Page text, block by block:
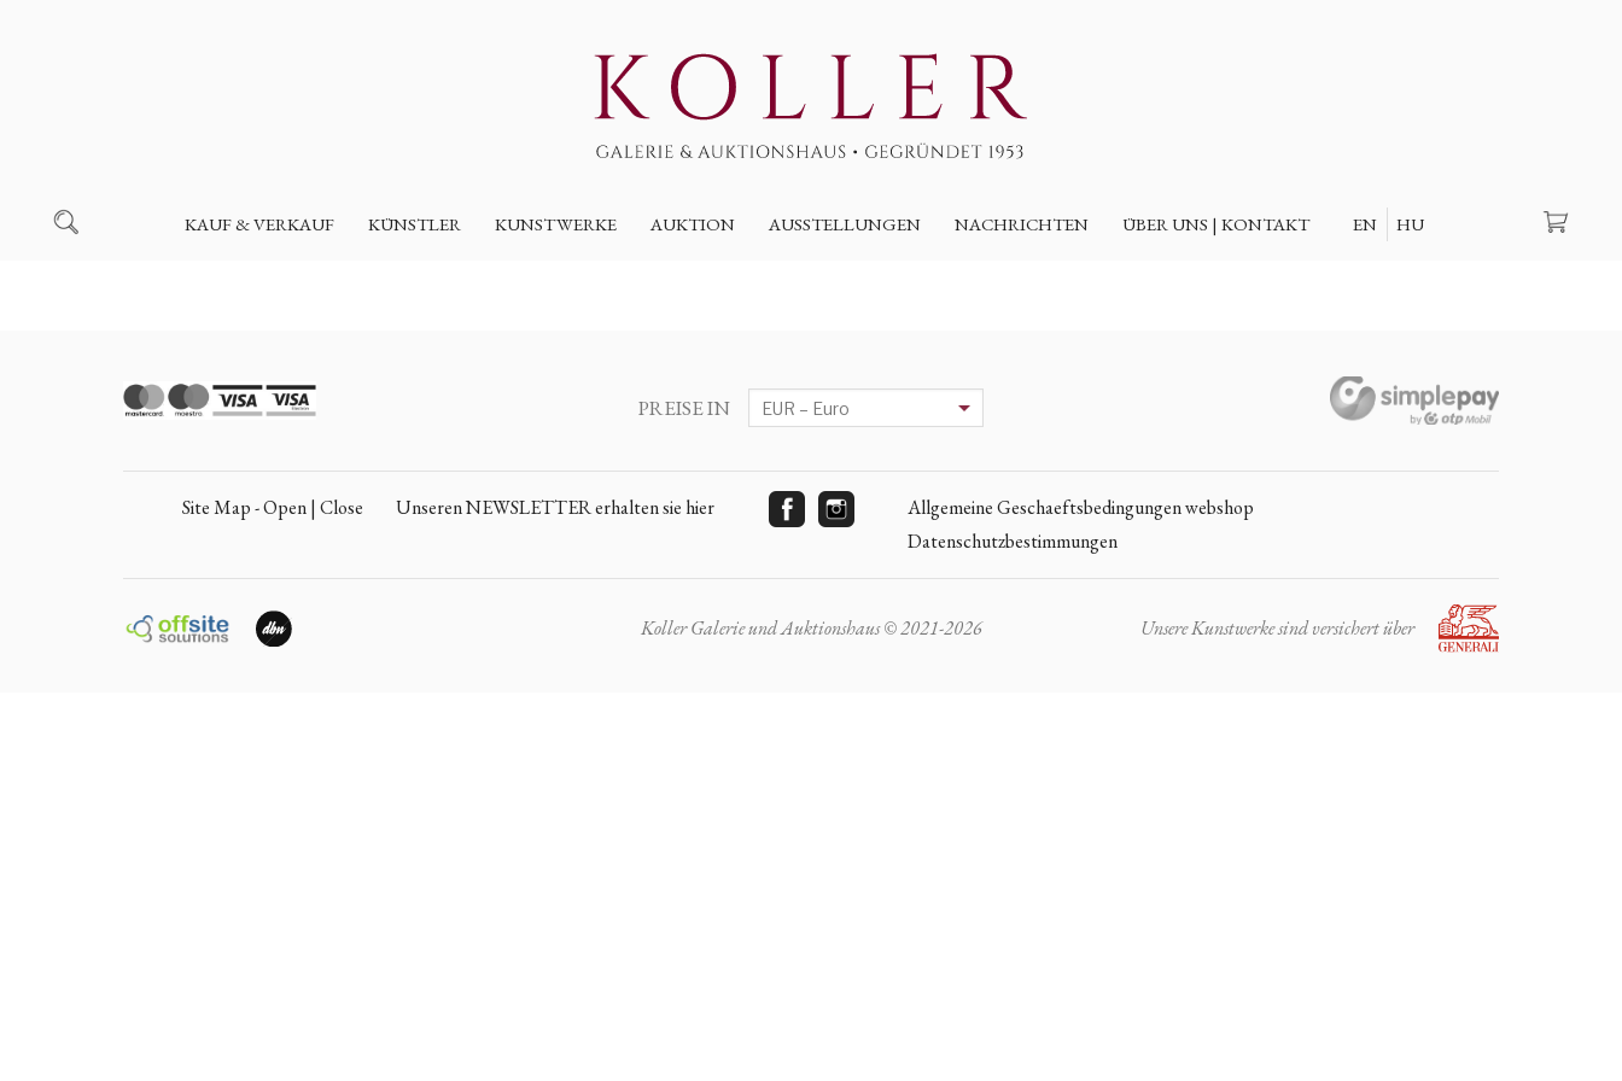
KAUF & VERKAUF KÜNSTLER KUNSTWERKE AUKTION AUSSTELLUNGEN NACHRICHTEN ÜBER UNS | KONTAKT EN HU
PREISE IN
Site Map - Open | Close Unseren NEWSLETTER erhalten sie hier
Allgemeine Geschaeftsbedingungen webshop
Datenschutzbestimmungen
Koller Galerie und Auktionshaus © 2021-2026 Unsere Kunstwerke sind versichert über